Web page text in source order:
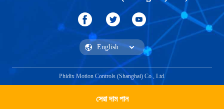
সেরা দাম পান
Phidix Motion Controls (Shanghai) Co., Ltd.